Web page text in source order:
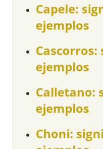
Capele:
ejemplos
ejemplos
Calletano:
ejemplos
Choni: